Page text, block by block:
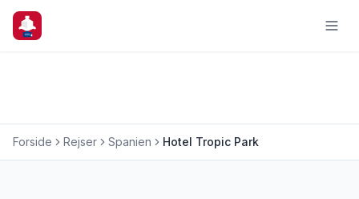
Forside Rejser Spanien Hotel Tropic Park